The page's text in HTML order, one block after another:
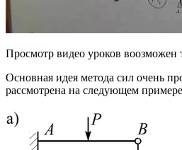
Просмотр видео уроков воозможен
Основная идея метода сил очень
рассмотрена на следующем